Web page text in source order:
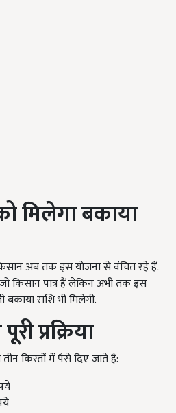
मिलेगा बकाया
अब तक इस योजना से वंचित रहे हैं.
किसान पात्र हैं लेकिन अभी तक इस
राशि भी मिलेगी.
प्रक्रिया
किस्तों में पैसे दिए जाते हैं: